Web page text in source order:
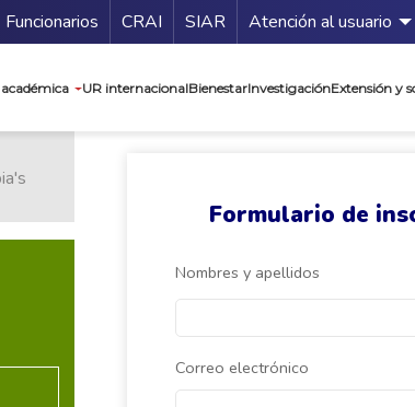
Funcionarios Guía de
CRAI SIAR Atención al usuario
UR internacionalBienestarInvestigaciónExtensión y
Formulario de
Nombres y apellidos
Correo electrónico